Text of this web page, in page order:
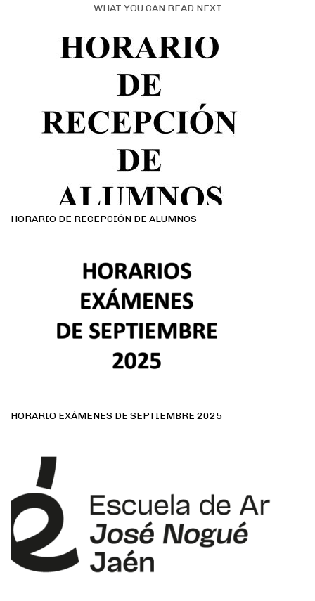
WHAT YOU CAN READ NEXT
HORARIO DE RECEPCIÓN DE ALUMNOS
HORARIO EXÁMENES DE SEPTIEMBRE 2025